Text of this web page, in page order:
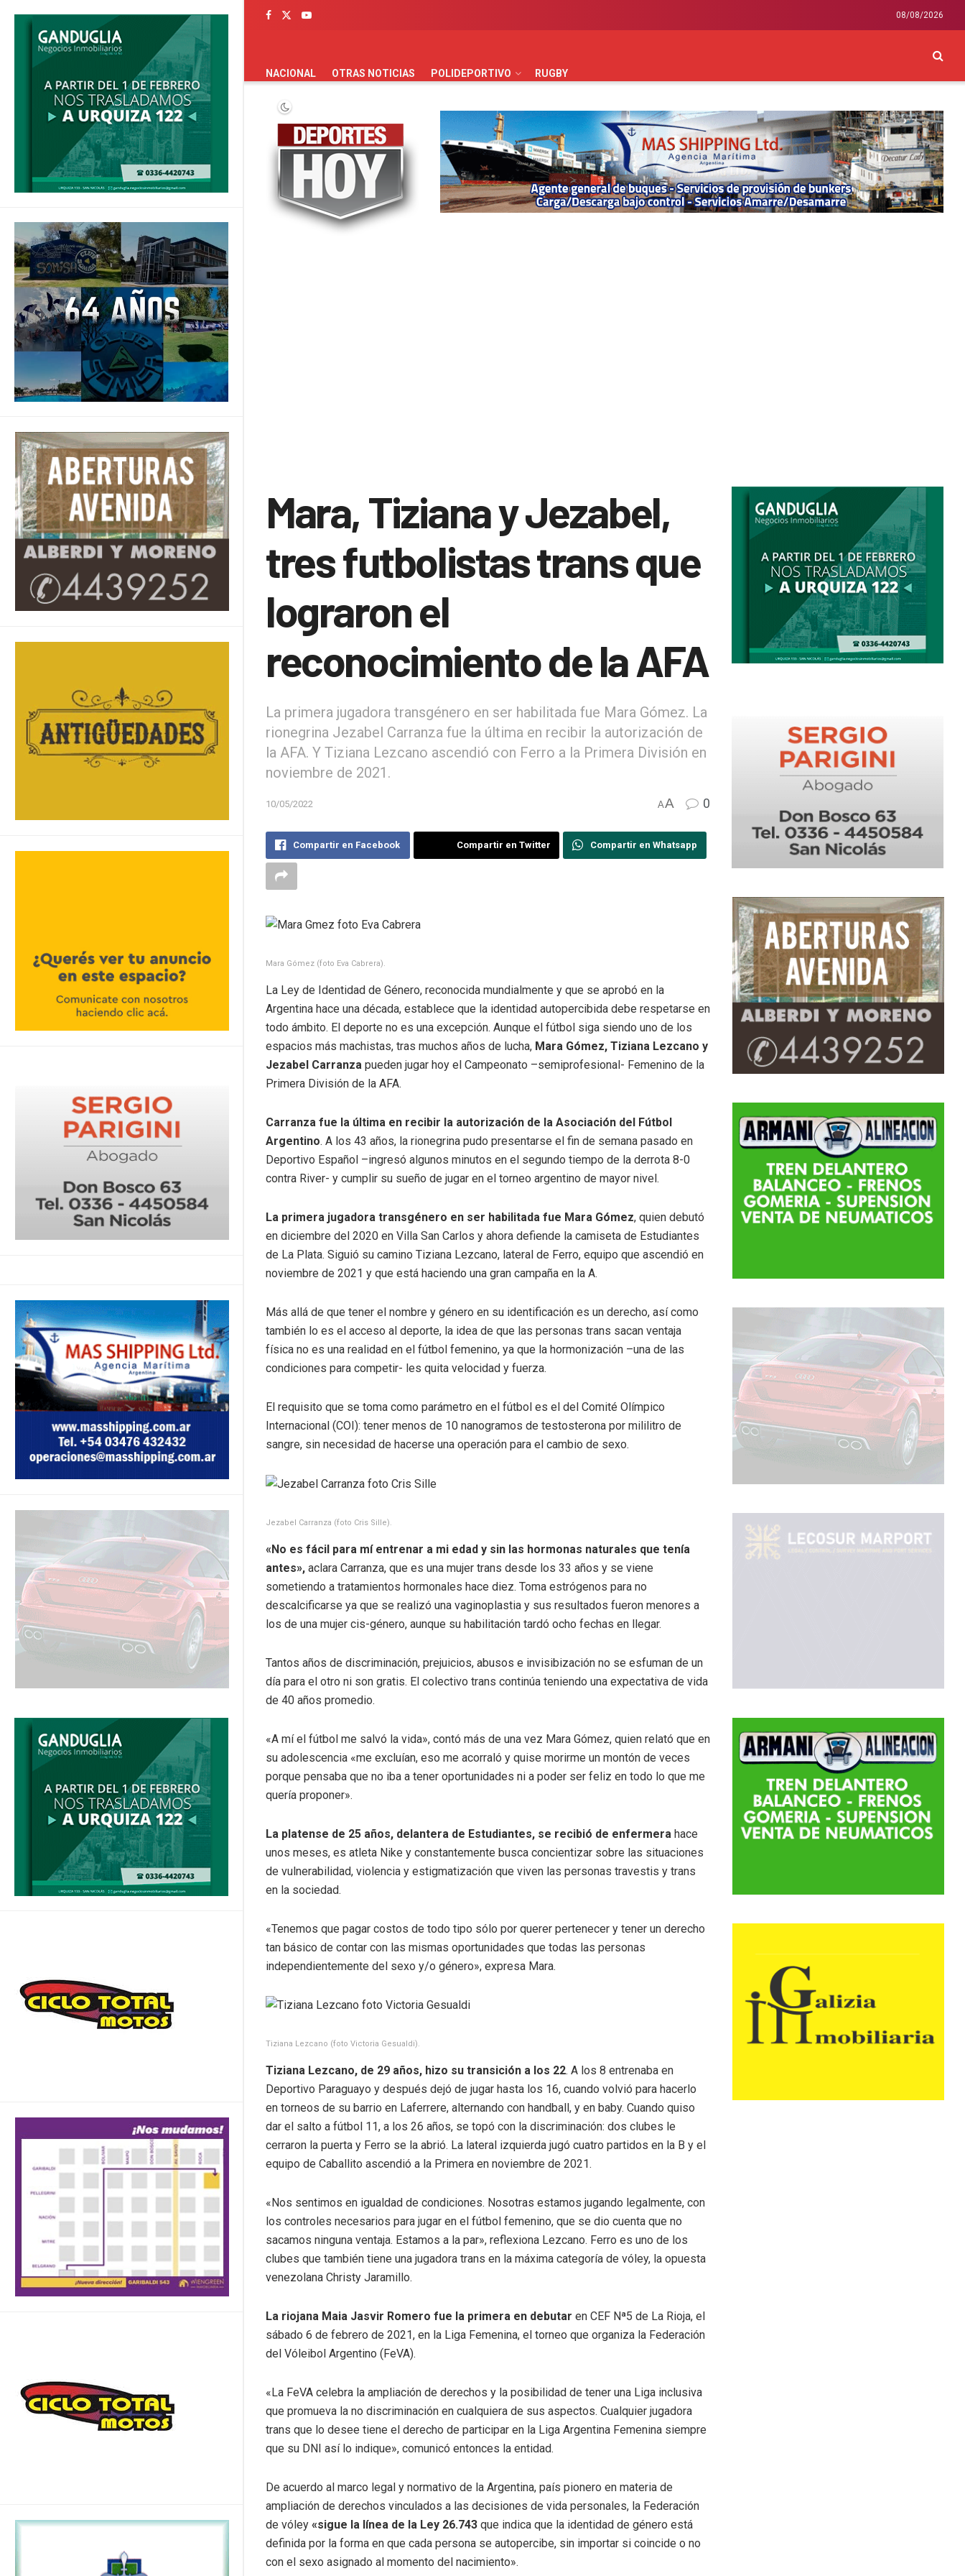
08/08/2026
PORTADA
NACIONAL OTRAS NOTICIAS POLIDEPORTIVO RUGBY
Mara, Tiziana y Jezabel,
tres futbolistas trans que
lograron el
reconocimiento de la AFA
La primera jugadora transgénero en ser habilitada fue Mara Gómez. La
rionegrina Jezabel Carranza fue la última en recibir la autorización de
la AFA. Y Tiziana Lezcano ascendió con Ferro a la Primera División en
noviembre de 2021.
10/05/2022 AA 0
Compartir en Facebook Compartir en Twitter Compartir en Whatsapp
Mara Gómez (foto Eva Cabrera).
La Ley de Identidad de Género, reconocida mundialmente y que se aprobó en la
Argentina hace una década, establece que la identidad autopercibida debe respetarse en
todo ámbito. El deporte no es una excepción. Aunque el fútbol siga siendo uno de los
espacios más machistas, tras muchos años de lucha, Mara Gómez, Tiziana Lezcano y
Jezabel Carranza pueden jugar hoy el Campeonato –semiprofesional- Femenino de la
Primera División de la AFA.
Carranza fue la última en recibir la autorización de la Asociación del Fútbol
Argentino. A los 43 años, la rionegrina pudo presentarse el fin de semana pasado en
Deportivo Español –ingresó algunos minutos en el segundo tiempo de la derrota 8-0
contra River- y cumplir su sueño de jugar en el torneo argentino de mayor nivel.
La primera jugadora transgénero en ser habilitada fue Mara Gómez, quien debutó
en diciembre del 2020 en Villa San Carlos y ahora defiende la camiseta de Estudiantes
de La Plata. Siguió su camino Tiziana Lezcano, lateral de Ferro, equipo que ascendió en
noviembre de 2021 y que está haciendo una gran campaña en la A.
Más allá de que tener el nombre y género en su identificación es un derecho, así como
también lo es el acceso al deporte, la idea de que las personas trans sacan ventaja
física no es una realidad en el fútbol femenino, ya que la hormonización –una de las
condiciones para competir- les quita velocidad y fuerza.
El requisito que se toma como parámetro en el fútbol es el del Comité Olímpico
Internacional (COI): tener menos de 10 nanogramos de testosterona por mililitro de
sangre, sin necesidad de hacerse una operación para el cambio de sexo.
Jezabel Carranza (foto Cris Sille).
«No es fácil para mí entrenar a mi edad y sin las hormonas naturales que tenía
antes», aclara Carranza, que es una mujer trans desde los 33 años y se viene
sometiendo a tratamientos hormonales hace diez. Toma estrógenos para no
descalcificarse ya que se realizó una vaginoplastia y sus resultados fueron menores a
los de una mujer cis-género, aunque su habilitación tardó ocho fechas en llegar.
Tantos años de discriminación, prejuicios, abusos e invisibización no se esfuman de un
día para el otro ni son gratis. El colectivo trans continúa teniendo una expectativa de vida
de 40 años promedio.
«A mí el fútbol me salvó la vida», contó más de una vez Mara Gómez, quien relató que en
su adolescencia «me excluían, eso me acorraló y quise morirme un montón de veces
porque pensaba que no iba a tener oportunidades ni a poder ser feliz en todo lo que me
quería proponer».
La platense de 25 años, delantera de Estudiantes, se recibió de enfermera hace
unos meses, es atleta Nike y constantemente busca concientizar sobre las situaciones
de vulnerabilidad, violencia y estigmatización que viven las personas travestis y trans
en la sociedad.
«Tenemos que pagar costos de todo tipo sólo por querer pertenecer y tener un derecho
tan básico de contar con las mismas oportunidades que todas las personas
independientemente del sexo y/o género», expresa Mara.
Tiziana Lezcano (foto Victoria Gesualdi).
Tiziana Lezcano, de 29 años, hizo su transición a los 22. A los 8 entrenaba en
Deportivo Paraguayo y después dejó de jugar hasta los 16, cuando volvió para hacerlo
en torneos de su barrio en Laferrere, alternando con handball, y en baby. Cuando quiso
dar el salto a fútbol 11, a los 26 años, se topó con la discriminación: dos clubes le
cerraron la puerta y Ferro se la abrió. La lateral izquierda jugó cuatro partidos en la B y el
equipo de Caballito ascendió a la Primera en noviembre de 2021.
«Nos sentimos en igualdad de condiciones. Nosotras estamos jugando legalmente, con
los controles necesarios para jugar en el fútbol femenino, que se dio cuenta que no
sacamos ninguna ventaja. Estamos a la par», reflexiona Lezcano. Ferro es uno de los
clubes que también tiene una jugadora trans en la máxima categoría de vóley, la opuesta
venezolana Christy Jaramillo.
La riojana Maia Jasvir Romero fue la primera en debutar en CEF Nª5 de La Rioja, el
sábado 6 de febrero de 2021, en la Liga Femenina, el torneo que organiza la Federación
del Vóleibol Argentino (FeVA).
«La FeVA celebra la ampliación de derechos y la posibilidad de tener una Liga inclusiva
que promueva la no discriminación en cualquiera de sus aspectos. Cualquier jugadora
trans que lo desee tiene el derecho de participar en la Liga Argentina Femenina siempre
que su DNI así lo indique», comunicó entonces la entidad.
De acuerdo al marco legal y normativo de la Argentina, país pionero en materia de
ampliación de derechos vinculados a las decisiones de vida personales, la Federación
de vóley «sigue la línea de la Ley 26.743 que indica que la identidad de género está
definida por la forma en que cada persona se autopercibe, sin importar si coincide o no
con el sexo asignado al momento del nacimiento».